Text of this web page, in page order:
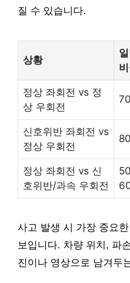
질 수 있습니다.
상황
정상 좌회전 vs 정
상 우회전
신호위반 좌회전 vs
정상 우회전
정상 좌회전 vs 신
호위반/과속 우회전
사고 발생 시 가장 중요
보입니다. 차량 위치, 파
진이나 영상으로 남겨두